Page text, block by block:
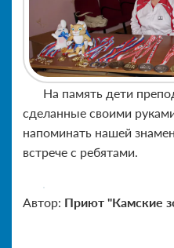
На память дети
сделанные своими
напоминать нашей
встрече с ребятами.
Автор: Приют "Камские